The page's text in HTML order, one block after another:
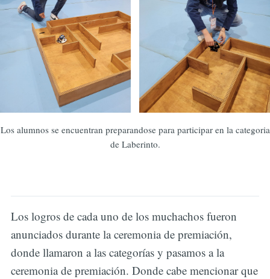
Los alumnos se encuentran preparandose para participar en la categoria
de Laberinto.
Los logros de cada uno de los muchachos fueron
anunciados durante la ceremonia de premiación,
donde llamaron a las categorías y pasamos a la
ceremonia de premiación. Donde cabe mencionar que